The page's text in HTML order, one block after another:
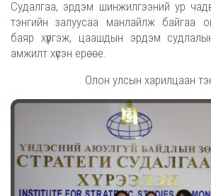
Судалгаа, эрдэм шинжилгээний ур
тэнгийн залуусаа манлайлж байгаа
баяр хүргэж, цаашдын эрдэм
амжилт хүсэн ерөөе.
Олон улсын харилцаан